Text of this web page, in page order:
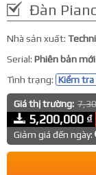
Đàn
Nhà sản xuất:
Serial: Phiên bản mới
Tình trạng: Kiểm
Giá thị trường:
5,200,000 ₫
Giảm giá đến ngày: